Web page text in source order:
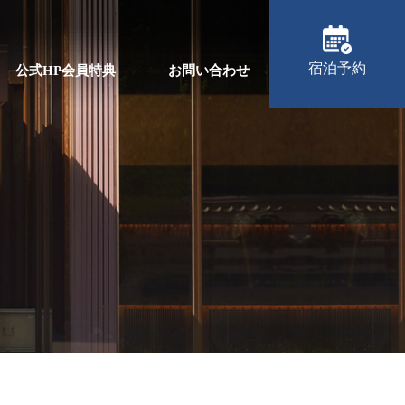
公式HP会員特典 お問い合わせ 宿泊予約